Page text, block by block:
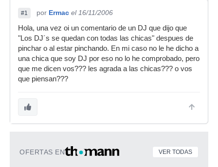
#1 por Ermac el 16/11/2006
Hola, una vez oi un comentario de un DJ que dijo que
"Los DJ´s se quedan con todas las chicas" despues de
pinchar o al estar pinchando. En mi caso no le he dicho a
una chica que soy DJ por eso no lo he comprobado, pero
que me dicen vos??? les agrada a las chicas??? o vos
que piensan???
OFERTAS EN VER TODAS